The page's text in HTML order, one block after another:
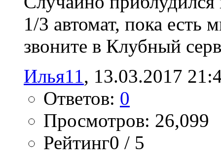
1/3 автомат, пока
звоните в Клубный
Илья11‎, 13.03.2017
Ответов: 0
Просмотров: 26,099
Рейтинг0 / 5